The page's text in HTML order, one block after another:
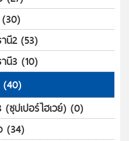
(30)
นี2 (53)
นี3 (10)
(40)
(ซุปเปอร์ไฮเวย์) (0)
(34)